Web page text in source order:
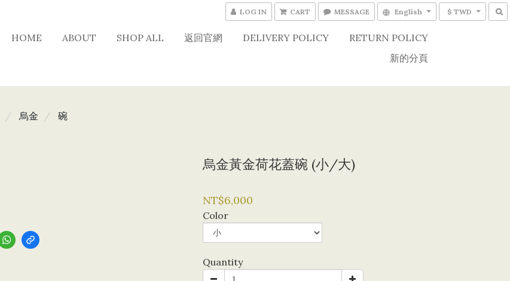
LOG IN CART MESSAGE English $ TWD
HOME ABOUT SHOP ALL 返回官網 DELIVERY POLICY
RETURN POLICY
新的分頁
烏金 碗
烏金黃金荷花蓋碗 (小/大)
NT$6,000
Color
Quantity